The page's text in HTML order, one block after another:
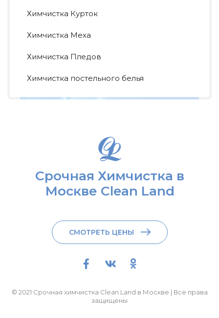
Химчистка Курток
Химчистка Меха
Химчистка Пледов
Химчистка постельного белья
Срочная Химчистка в
Москве Clean Land
СМОТРЕТЬ ЦЕНЫ
© 2021 Срочная химчистка Clean Land в Москве | Все права
защищены